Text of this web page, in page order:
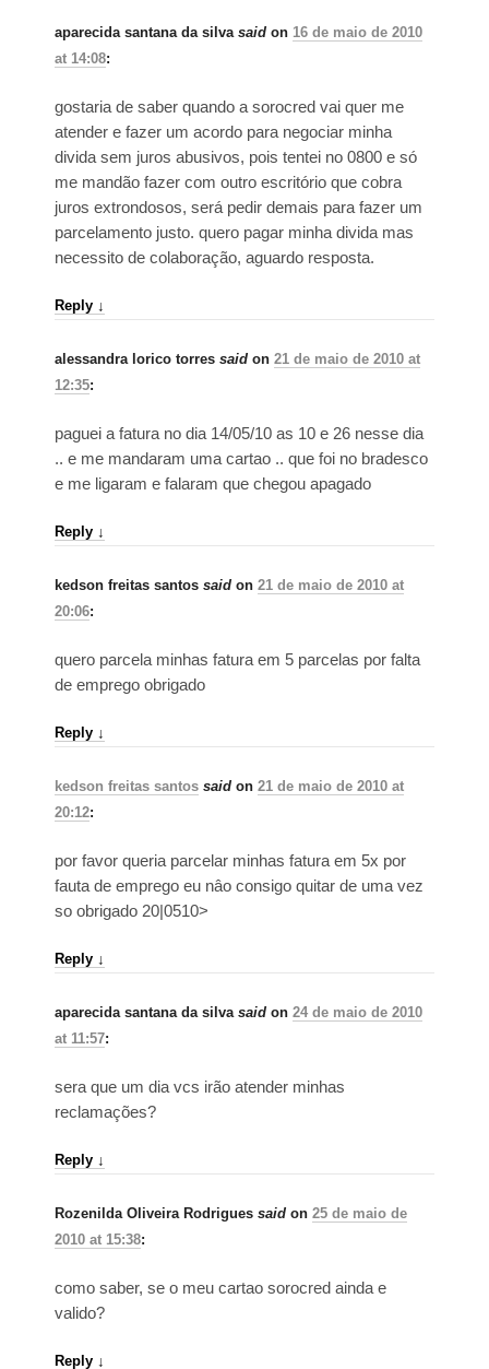
aparecida santana da silva said on 16 de maio de 2010
at 14:08:
gostaria de saber quando a sorocred vai quer me
atender e fazer um acordo para negociar minha
divida sem juros abusivos, pois tentei no 0800 e só
me mandão fazer com outro escritório que cobra
juros extrondosos, será pedir demais para fazer um
parcelamento justo. quero pagar minha divida mas
necessito de colaboração, aguardo resposta.
Reply ↓
alessandra lorico torres said on 21 de maio de 2010 at
12:35:
paguei a fatura no dia 14/05/10 as 10 e 26 nesse dia
.. e me mandaram uma cartao .. que foi no bradesco
e me ligaram e falaram que chegou apagado
Reply ↓
kedson freitas santos said on 21 de maio de 2010 at
20:06:
quero parcela minhas fatura em 5 parcelas por falta
de emprego obrigado
Reply ↓
kedson freitas santos said on 21 de maio de 2010 at
20:12:
por favor queria parcelar minhas fatura em 5x por
fauta de emprego eu nâo consigo quitar de uma vez
so obrigado 20|0510>
Reply ↓
aparecida santana da silva said on 24 de maio de 2010
at 11:57:
sera que um dia vcs irão atender minhas
reclamações?
Reply ↓
Rozenilda Oliveira Rodrigues said on 25 de maio de
2010 at 15:38:
como saber, se o meu cartao sorocred ainda e
valido?
Reply ↓